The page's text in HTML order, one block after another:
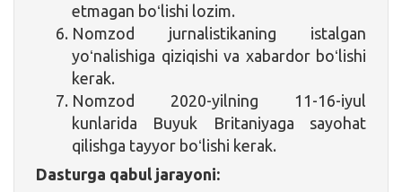
etmagan boʻlishi lozim.
Nomzod jurnalistikaning istalgan
yoʻnalishiga qiziqishi va xabardor boʻlishi
kerak.
Nomzod 2020-yilning 11-16-iyul
kunlarida Buyuk Britaniyaga sayohat
qilishga tayyor boʻlishi kerak.
Dasturga qabul jarayoni: